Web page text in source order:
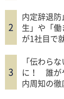
内定辞退
生」や「
が1社目で
「伝わら
に！ 誰が
内周知の